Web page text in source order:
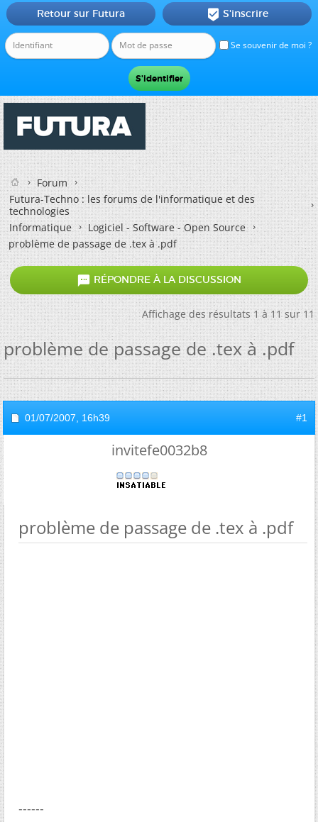
Se souvenir de moi ?
Retour sur Futura  S'inscrire
Forum
Futura-Techno : les forums de l'informatique et des
technologies
Informatique
Logiciel - Software - Open Source
problème de passage de .tex à .pdf
 RÉPONDRE À LA DISCUSSION
Affichage des résultats 1 à 11 sur 11
problème de passage de .tex à .pdf
01/07/2007, 16h39 #1
invitefe0032b8
problème de passage de .tex à .pdf
------